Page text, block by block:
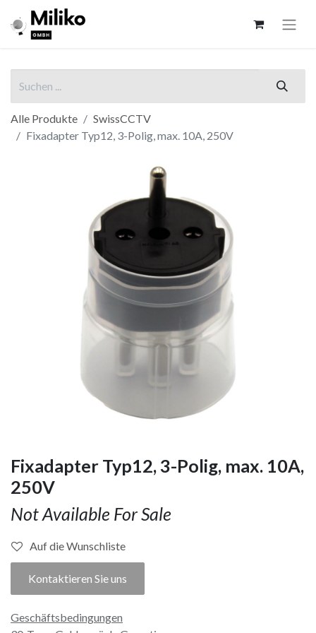
Alle Produkte
SwissCCTV
Fixadapter Typ12, 3-Polig, max. 10A, 250V
Fixadapter Typ12, 3-Polig, max. 10A,
250V
Not Available For Sale
Auf die Wunschliste
Kontaktieren Sie uns
Geschäftsbedingungen